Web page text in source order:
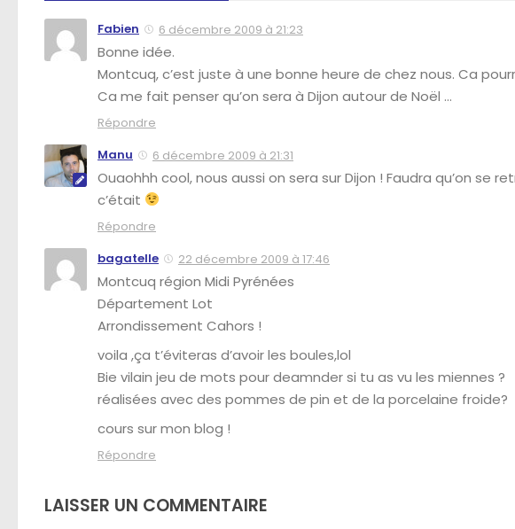
Fabien 6 décembre 2009 à 21:23
Bonne idée.
Montcuq, c’est juste à une bonne heure de chez nous. Ca
Ca me fait penser qu’on sera à Dijon autour de Noël …
Répondre
Manu
6 décembre 2009 à 21:31
Ouaohhh cool, nous aussi on sera sur Dijon ! Faudra qu’on se
c’était
Répondre
bagatelle
22 décembre 2009 à 17:46
Montcuq région Midi Pyrénées
Département Lot
Arrondissement Cahors !
voila ,ça t’éviteras d’avoir les boules,lol
Bie vilain jeu de mots pour deamnder si tu as vu les miennes ?
réalisées avec des pommes de pin et de la porcelaine froide?
cours sur mon blog !
Répondre
LAISSER UN COMMENTAIRE